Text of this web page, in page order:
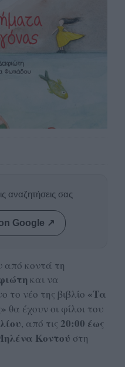
αναζητήσεις σας
Google ↗
από κοντά τη
και να
το νέο της βιβλίο «Τα
θα έχουν οι φίλοι του
, από τις 20:00 έως
Κοντού στη